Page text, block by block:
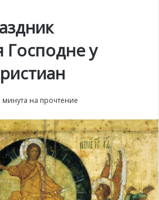
Господне у
минута на прочтение